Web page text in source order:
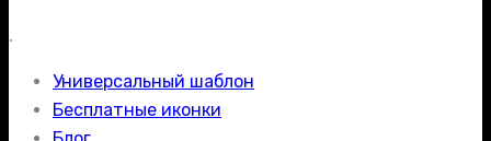
.
Универсальный шаблон
Бесплатные иконки